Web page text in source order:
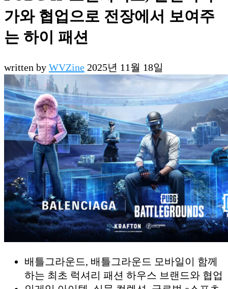
가와 협업으로 전장에서 보여주
는 하이 패션
written by WVZine 2025년 11월 18일
배틀그라운드, 배틀그라운드 모바일이 함께
하는 최초 럭셔리 패션 하우스 브랜드와 협업